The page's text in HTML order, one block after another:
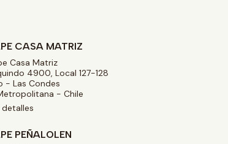
CASA MATRIZ
Casa Matriz
4900, Local 127-128
- Las Condes
- Chile
detalles
PEÑALOLEN